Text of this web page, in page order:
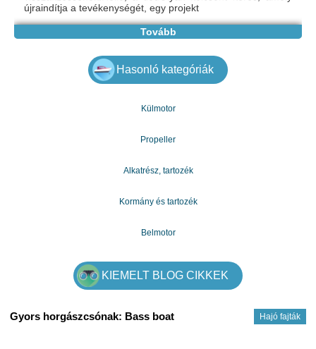
újraindítja a tevékenységét, egy projekt
megvalósítását, vagy egy lakást vásárol, de sajnos a bank
azt kérdezi, hogy milyen feltételekkel nem tudja.
Nem kell többé aggódnom, adok kölcsönöket 5000 euro -
től? 900.000 euro -en? bárki, aki képes megfelelni
kamatlábával. Vagy szüksége van rásürgős pénzt más
financialglobal.inter@gmail.com
Tovább
Hasonló kategóriák
Külmotor
Propeller
Alkatrész, tartozék
Kormány és tartozék
Belmotor
KIEMELT BLOG CIKKEK
Hajó fajták
Gyors horgászcsónak: Bass boat